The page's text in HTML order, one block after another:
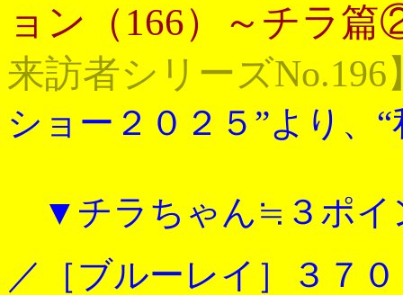
ョン（166）～チラ
来訪者シリーズNo.196
ショー２０２５”より、
▼チラちゃん≒３ポイ
／［ブルーレイ］３７